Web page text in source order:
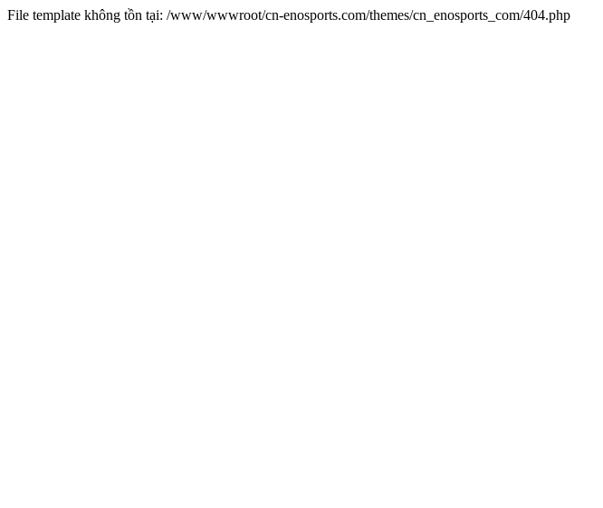
File template không tồn tại: /www/wwwroot/cn-enosports.com/themes/cn_enosports_com/404.php